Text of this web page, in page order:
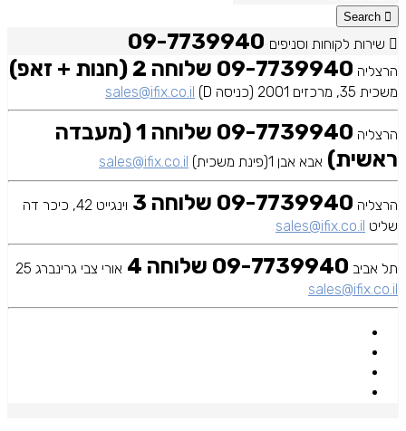
Search
שירות לקוחות וסניפים
הרצליה 09-7739940 שלוחה 2 (חנות + זאפ)
משכית 35, מרכזים 2001 (כניסה D) sales@ifix.co.il
הרצליה
09-7739940 שלוחה 1 (מעבדה
ראשית) אבא אבן 1(פינת משכית) sales@ifix.co.il
הרצליה 09-7739940 שלוחה 3
וינגייט 42, כיכר דה
שליט sales@ifix.co.il
תל אביב 09-7739940 שלוחה 4
אורי צבי גרינברג 25
sales@ifix.co.il